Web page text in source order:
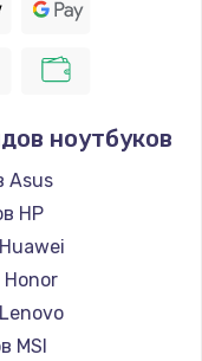
ноутбуков
Asus
HP
MSI